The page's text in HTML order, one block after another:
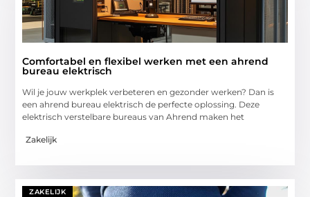
Comfortabel en flexibel werken met een ahrend
bureau elektrisch
Wil je jouw werkplek verbeteren en gezonder werken? Dan is
een ahrend bureau elektrisch de perfecte oplossing. Deze
elektrisch verstelbare bureaus van Ahrend maken het
Zakelijk
ZAKELIJK